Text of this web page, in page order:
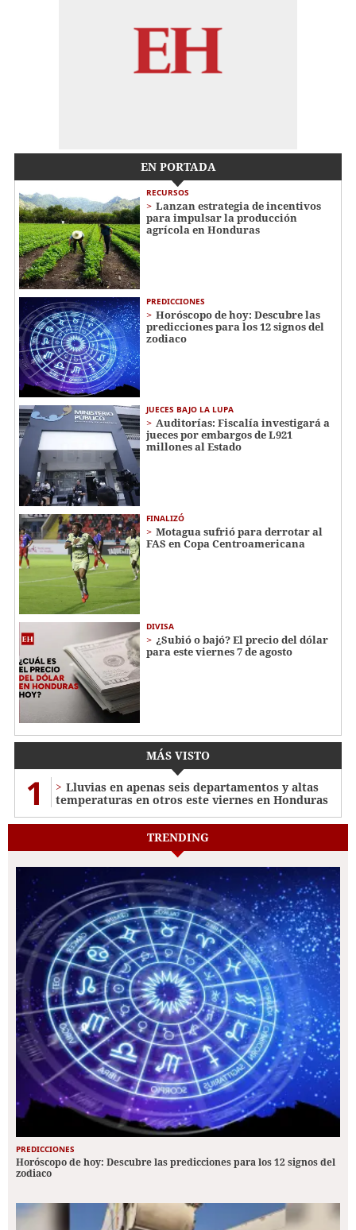
EN PORTADA
RECURSOS
Lanzan estrategia de incentivos
para impulsar la producción
agrícola en Honduras
PREDICCIONES
Horóscopo de hoy: Descubre las
predicciones para los 12 signos del
zodiaco
JUECES BAJO LA LUPA
Auditorías: Fiscalía investigará a
jueces por embargos de L921
millones al Estado
FINALIZÓ
Motagua sufrió para derrotar al
FAS en Copa Centroamericana
DIVISA
¿Subió o bajó? El precio del dólar
para este viernes 7 de agosto
MÁS VISTO
1
Lluvias en apenas seis departamentos y altas
temperaturas en otros este viernes en Honduras
TRENDING
PREDICCIONES
Horóscopo de hoy: Descubre las predicciones para los 12 signos del
zodiaco